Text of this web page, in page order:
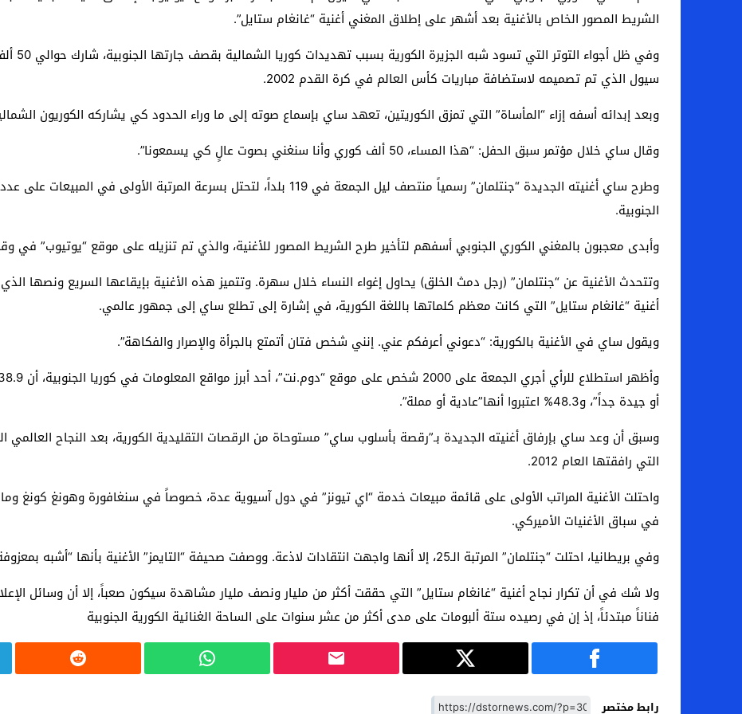
اخبار الرياضة – اليويفا يعقد اجتماعا طارئا لبحث خطة الفيفا لبيع حصة في كيان تجاري جديد
عالم الجريمة – ب الأمن والقضاء – في الصورة: إحباط عمليتين لتهريب مادة الكبتاجون إلى الخليج
عالم الجريمة – قُتل أربعة مهاجرين غير شرعيين أثناء محاولتهم عبور القناة الإنجليزية باتجاه بريطانيا
مال و اعمال – انكماش الاقتصاد السعودي للمرة الأولى منذ عامين ونصف
الشريط المصور الخاص بالأغنية بعد أشهر على إطلاق المغني أغنية “غانغام ستايل”.
وفي
سيول الذي تم تصميمه لاستضافة مباريات كأس العالم في كرة القدم 2002.
وبعد إبدائه أسفه إزاء “المأساة” التي تمزق الكوريتين، تعهد ساي بإسماع صوته إلى ما وراء الحدود كي يشاركه الكوريون
وقال ساي خلال مؤتمر سبق الحفل: “هذا المساء، 50 ألف كوري وأنا سنغني بصوت عالٍ كي يسمعونا”.
وطرح ساي أغنيته الجديدة “جنتلمان” رسمياً منتصف ليل الجمعة في 119 بلداً، لتحتل بسرعة
الجنوبية.
وأبدى معجبون بالمغني الكوري الجنوبي أسفهم لتأخير طرح الشريط المصور للأغنية، والذي تم تنزيله على موقع “يوتيوب” في
وتتحدث الأغنية عن “جنتلمان” (رجل دمث الخلق) يحاول إغواء النساء خلال سهرة. وتتميز هذه الأغنية بإيقاعها السريع ونصها
أغنية “غانغام ستايل” التي كانت معظم كلماتها باللغة الكورية، في إشارة إلى تطلع ساي إلى جمهور عالمي.
ويقول ساي في الأغنية بالكورية: “دعوني أعرفكم عني. إنني شخص فتان أتمتع بالجرأة والإصرار والفكاهة”.
أو جيدة جداً”، و48.3% اعتبروا أنها”عادية أو مملة”.
وسبق أن وعد ساي بإرفاق أغنيته الجديدة بـ”رقصة بأسلوب ساي” مستوحاة من الرقصات التقليدية الكورية، بعد النجاح العالمي
التي رافقتها العام 2012.
واحتلت الأغنية المراتب الأولى على قائمة مبيعات خدمة “اي تيونز” في دول آسيوية عدة، خصوصاً في سنغافورة وهونغ كونغ
في سباق الأغنيات الأميركي.
وفي بريطانيا، احتلت “جنتلمان” المرتبة الـ25، إلا أنها واجهت انتقادات لاذعة. ووصفت صحيفة “التايمز” الأغنية بأنها “أشبه بمعزوفة لولد في السابعة من العمر على الأورغن”.
ولا شك في أن تكرار نجاح أغنية “غانغام ستايل” التي حققت أكثر من مليار ونصف مليار مشاهدة سيكون صعباً، إلا أن وسائل
فناناً مبتدئاً، إذ إن في رصيده ستة ألبومات على مدى أكثر من عشر سنوات على الساحة الغنائية الكورية الجنوبية
رابط مختصر